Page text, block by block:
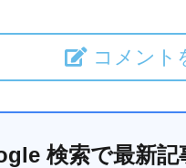
コメント
検索で最新記